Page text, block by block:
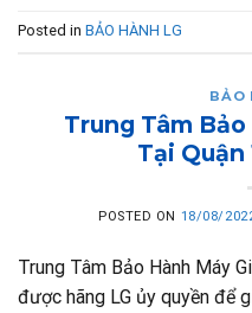
Posted in BẢO HÀNH LG
BẢO
Trung Tâm
Tại Quận
POSTED ON 18/08/
Trung Tâm Bảo Hành Máy
được hãng LG ủy quyền để